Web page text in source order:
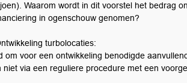
Waarom wordt in dit voorstel het bedrag
in ogenschouw genomen?
turbolocaties:
om voor een ontwikkeling benodigde
via een reguliere procedure met een